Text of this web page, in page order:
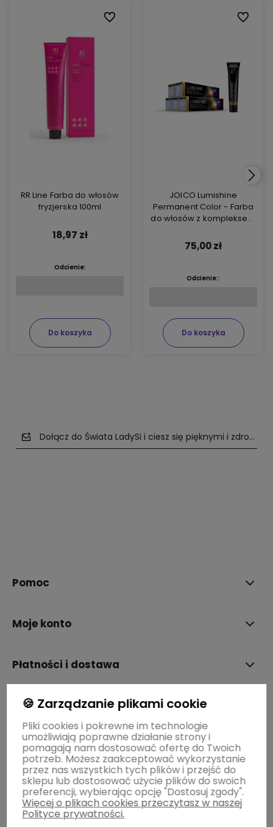
RR Line Farba do włosów
fryzjerska 100ml
18,97 zł
Do koszyka
Odcienie:
Do ulubionych
JOICO Lumishine
Permanent Color - Farba
do włosów z kompleksem
włosy 74ml
75,00 zł
Do koszyka
Odcienie::
Do
Dołącz do Świata LadySi i ciesz się pięknymi i
Pomoc
Moje konto
Płatności i dostawa
Informacje
O nas
🍪 Zarządzanie plikami cookie
Pliki cookies i pokrewne im technologie
umożliwiają poprawne działanie strony i
pomagają nam dostosować ofertę do Twoich
potrzeb. Możesz zaakceptować wykorzystanie
przez nas wszystkich tych plików i przejść do
sklepu lub dostosować użycie plików do swoich
preferencji, wybierając opcję "Dostosuj zgody".
Więcej o plikach cookies przeczytasz w naszej
Polityce prywatności.